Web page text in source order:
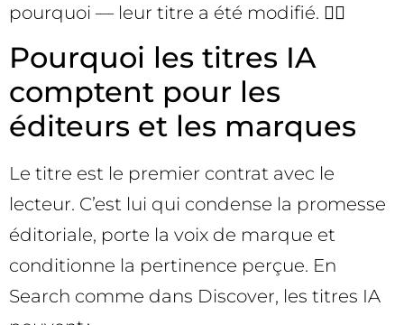
pourquoi — leur titre a été modifié. 🕵️‍♀️
Pourquoi les titres IA
comptent pour les
éditeurs et les marques
Le titre est le premier contrat avec le
lecteur. C’est lui qui condense la promesse
éditoriale, porte la voix de marque et
conditionne la pertinence perçue. En
Search comme dans Discover, les titres IA